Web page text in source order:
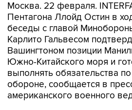
Москва. 22 февраля.
Пентагона Ллойд Остин в
беседы с главой
Карлито Гальвесом
Вашингтоном позиции
Южно-Китайского моря и
выполнять обязательства
обороне, сообщается в
американского военного